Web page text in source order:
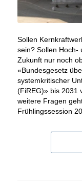
Sollen
sein? Sollen Hoch-
Zukunft nur noch
«Bundesgesetz
systemkritischer
(FiREG)» bis 2031
weitere Fragen
Frühlingssession